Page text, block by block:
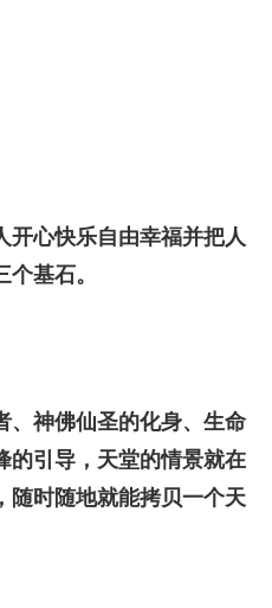
心快乐自由幸福并把人
基石。
神佛仙圣的化身、生命
引导，天堂的情景就在
随时随地就能拷贝一个天